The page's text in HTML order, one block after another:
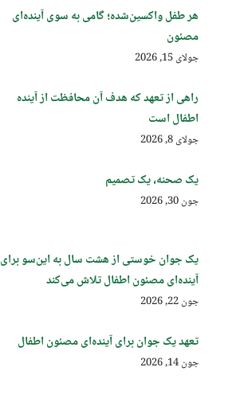
هر طفل واکسین‌شده؛ گامی به سوی آینده‌ای
مصئون
جولای 15, 2026
راهی از تعهد که هدف آن محافظت از آینده
اطفال است
جولای 8, 2026
یک صحنه، یک تصمیم
جون 30, 2026
یک جوان خوستی از هشت سال به این‌سو برای
آینده‌ای مصئون اطفال تلاش می‌کند
جون 22, 2026
تعهد یک جوان برای آینده‌ای مصئون اطفال
جون 14, 2026